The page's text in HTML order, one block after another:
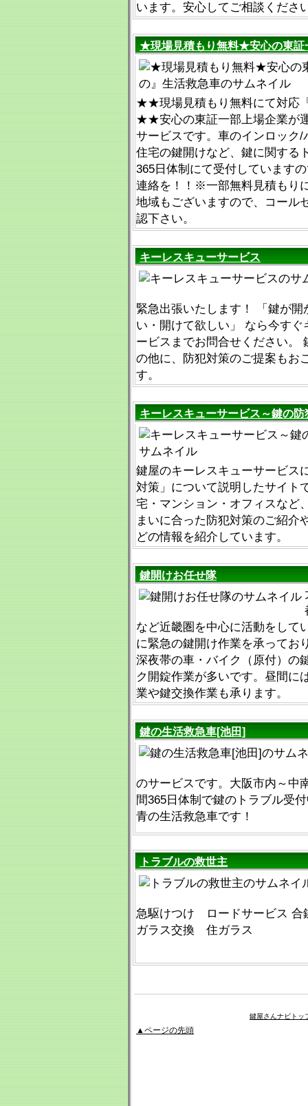
います。安心してご相談くださ
★現場見積もり無料★安心の東証
★★現場見積もり無料にて対応
★★安心の東証一部上場企業が
サービスです。車のインロック/
住宅の鍵開けなど、鍵に関する
365日体制にて受付しています
連絡を！！※一部無料見積もり
地域もございますので、コール
認下さい。
キーレスキューサービス
緊急出張いたします！ 「鍵が開
い・開けて欲しい」 なら今すぐ
ービスまでお問合せください。
の他に、防犯対策のご提案もお
す。
キーレスキューサービス～鍵の防
鍵屋のキーレスキューサービス
対策」について説明したサイト
宅・マンション・オフィスなど
まいに合った防犯対策のご紹介
どの情報を紹介しています。
鍵開けお任せ隊
など近畿圏を中心に活動をして
に緊急の鍵開け作業を承ってお
深夜帯の車・バイク（原付）の
ク開錠作業が多いです。昼間に
業や鍵交換作業も承ります。
鍵の生活救急車[池田]
のサービスです。大阪市内～中
間365日体制で鍵のトラブル受
青の生活救急車です！
トラブルの救世主
急駆けつけ ロードサービス
ガラス交換 住ガラス
鍵屋さんナビトッ
▲ページの先頭